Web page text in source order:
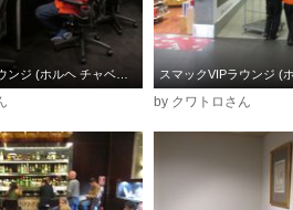
by クワトロさん